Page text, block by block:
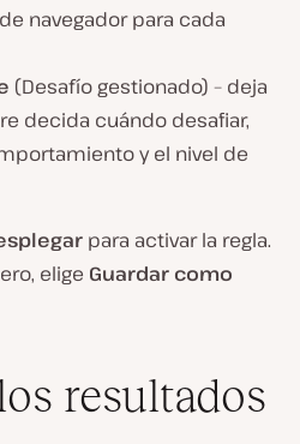
navegador para cada
(Desafío gestionado) – deja
decida cuándo desafiar,
y el nivel de
para activar la regla.
elige Guardar como
resultados